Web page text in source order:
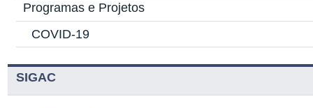
Programas e Projetos
COVID-19
SIGAC